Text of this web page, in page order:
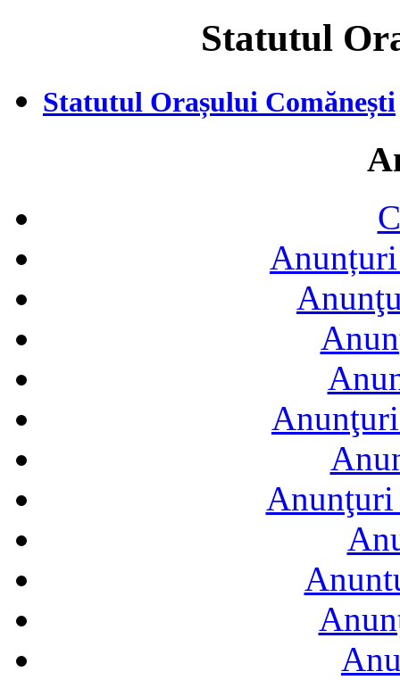
Statutul
Statutul Orașului Comănești